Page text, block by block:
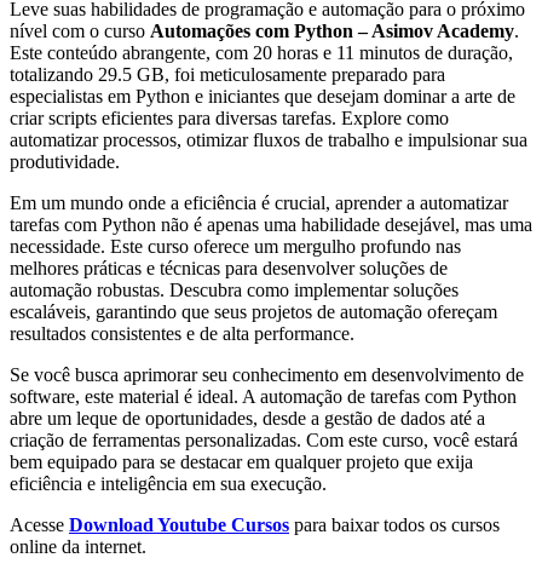
Leve suas habilidades de programação e automação para o próximo
nível com o curso Automações com Python – Asimov Academy.
Este conteúdo abrangente, com 20 horas e 11 minutos de duração,
totalizando 29.5 GB, foi meticulosamente preparado para
especialistas em Python e iniciantes que desejam dominar a arte de
criar scripts eficientes para diversas tarefas. Explore como
automatizar processos, otimizar fluxos de trabalho e impulsionar sua
produtividade.
Em um mundo onde a eficiência é crucial, aprender a automatizar
tarefas com Python não é apenas uma habilidade desejável, mas uma
necessidade. Este curso oferece um mergulho profundo nas
melhores práticas e técnicas para desenvolver soluções de
automação robustas. Descubra como implementar soluções
escaláveis, garantindo que seus projetos de automação ofereçam
resultados consistentes e de alta performance.
Se você busca aprimorar seu conhecimento em desenvolvimento de
software, este material é ideal. A automação de tarefas com Python
abre um leque de oportunidades, desde a gestão de dados até a
criação de ferramentas personalizadas. Com este curso, você estará
bem equipado para se destacar em qualquer projeto que exija
eficiência e inteligência em sua execução.
Acesse Download Youtube Cursos para baixar todos os cursos
online da internet.